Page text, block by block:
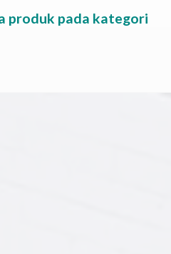
produk pada kategori